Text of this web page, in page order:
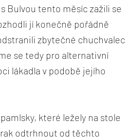
Bulvou tento měsíc zažili se
jí konečně pořádně
zbytečné chuchvalec
se tedy pro alternativní
lákadla v podobě jejího
které ležely na stole
odtrhnout od těchto